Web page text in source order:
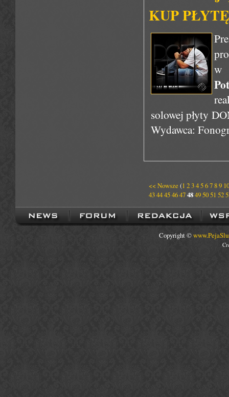
KUP
w
solowej płyty
Wydawca:
<< Nowsze (1 23456789 10
434445464748495051 52
Copyright ©